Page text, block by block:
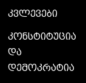
კვლევები
კონსტიტუცია
და
დემოკრატია